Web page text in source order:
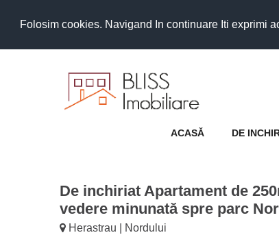
Folosim cookies. Navigand In continuare Iti exprimi
ACASĂ DE
De inchiriat Apartament de
vedere minunată spre parc
Herastrau | Nordului